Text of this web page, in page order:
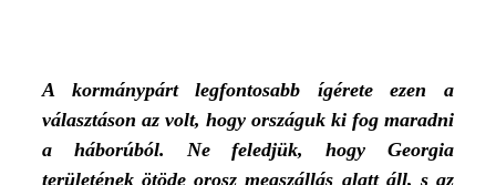
A kormánypárt legfontosabb ígérete ezen a
választáson az volt, hogy országuk ki fog maradni
a háborúból. Ne feledjük, hogy Georgia
területének ötöde orosz megszállás alatt áll, s az